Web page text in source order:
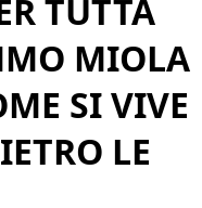
TUTTA
MIOLA
SI VIVE
LE